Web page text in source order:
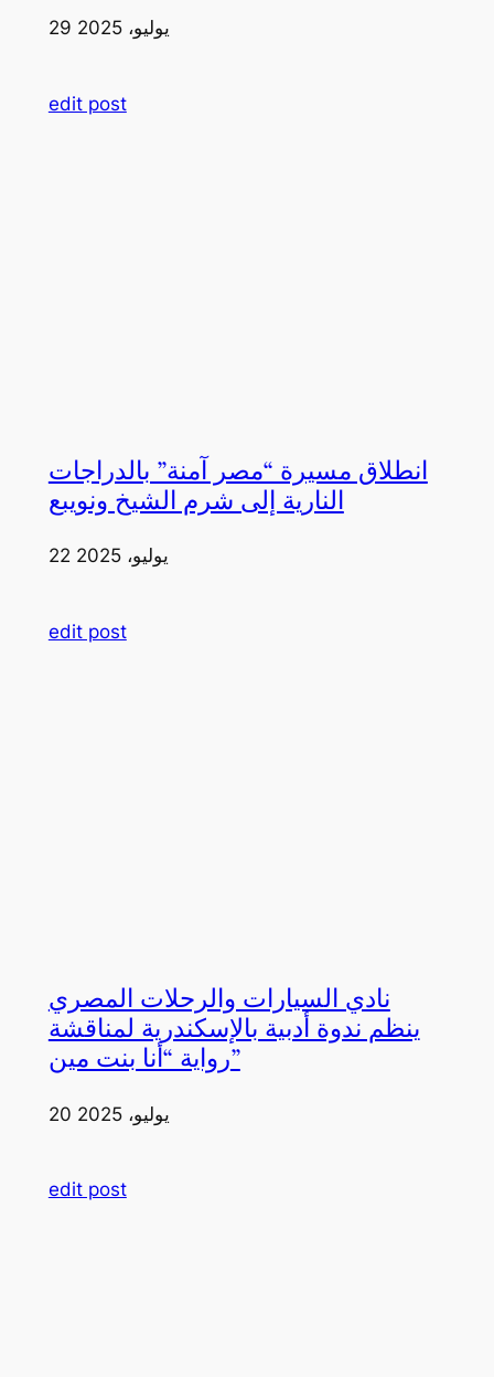
29 يوليو، 2025
edit post
انطلاق مسيرة “مصر آمنة” بالدراجات
النارية إلى شرم الشيخ ونويبع
22 يوليو، 2025
edit post
نادي السيارات والرحلات المصري
ينظم ندوة أدبية بالإسكندرية لمناقشة
رواية “أنا بنت مين”
20 يوليو، 2025
edit post